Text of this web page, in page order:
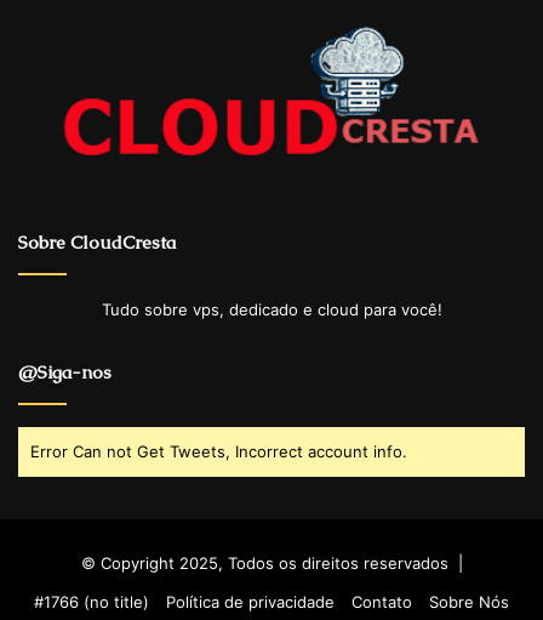
Sobre CloudCresta
Tudo sobre vps, dedicado e cloud para você!
@Siga-nos
Error Can not Get Tweets, Incorrect account info.
© Copyright 2025, Todos os direitos reservados |
#1766 (no title)
Política de privacidade Contato
Sobre Nós